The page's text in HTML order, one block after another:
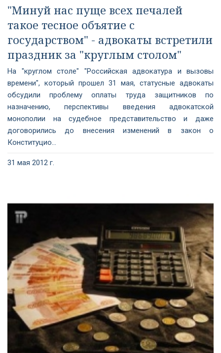
"Минуй нас пуще всех печалей
такое тесное объятие с
государством" - адвокаты встретили
праздник за "круглым столом"
На "круглом столе" "Российская адвокатура и вызовы
времени", который прошел 31 мая, статусные адвокаты
обсудили проблему оплаты труда защитников по
назначению, перспективы введения адвокатской
монополии на судебное представительство и даже
договорились до внесения изменений в закон о
Конституцио...
31 мая 2012 г.